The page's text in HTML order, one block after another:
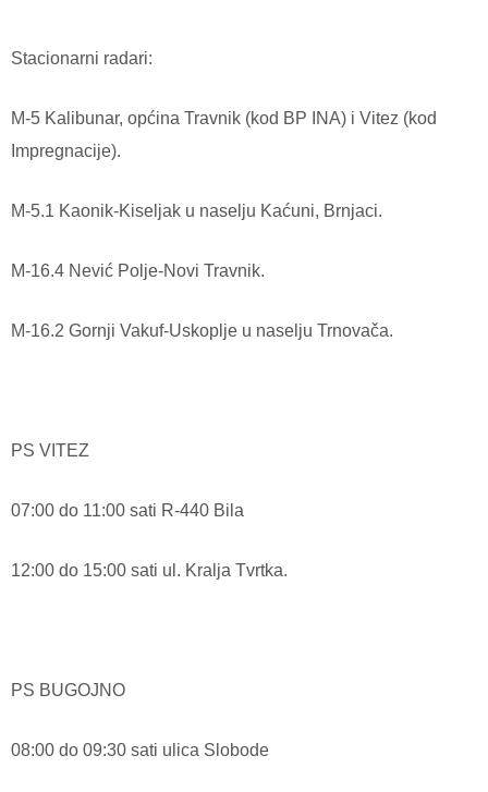
Stacionarni radari:
M-5 Kalibunar, općina Travnik (kod BP INA) i Vitez (kod
Impregnacije).
M-5.1 Kaonik-Kiseljak u naselju Kaćuni, Brnjaci.
M-16.4 Nević Polje-Novi Travnik.
M-16.2 Gornji Vakuf-Uskoplje u naselju Trnovača.
PS VITEZ
07:00 do 11:00 sati R-440 Bila
12:00 do 15:00 sati ul. Kralja Tvrtka.
PS BUGOJNO
08:00 do 09:30 sati ulica Slobode